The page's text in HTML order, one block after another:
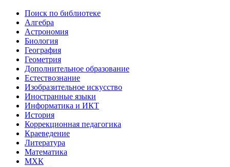
Поиск по библиотеке
Алгебра
Астрономия
Биология
География
Геометрия
Дополнительное образование
Естествознание
Изобразительное искусство
Иностранные языки
Информатика и ИКТ
История
Коррекционная педагогика
Краеведение
Литература
Математика
МХК